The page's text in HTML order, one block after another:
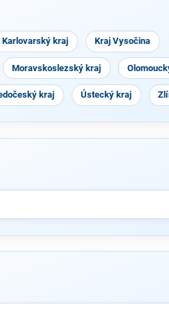
Karlovarský kraj Kraj Vysočina
Moravskoslezský kraj
kraj Ústecký kraj